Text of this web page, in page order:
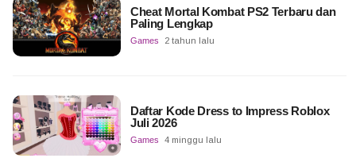
Cheat Mortal Kombat PS2 Terbaru dan
Paling Lengkap
Games 2 tahun lalu
Daftar Kode Dress to Impress Roblox
Juli 2026
Games 4 minggu lalu